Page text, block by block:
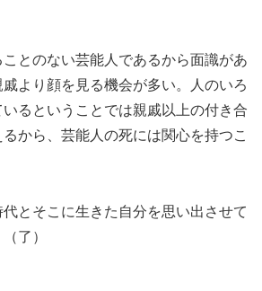
とのない芸能人であるから面識があ
より顔を見る機会が多い。人のいろ
るということでは親戚以上の付き合
から、芸能人の死には関心を持つこ
とそこに生きた自分を思い出させて
了）